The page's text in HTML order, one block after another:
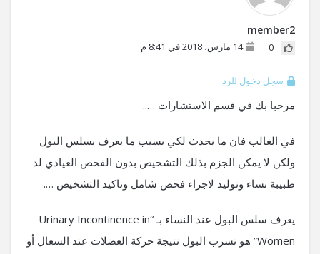
member2
0 14 مارس، 2018 في 8:41 م
سجل دخول للرد
مرحبا بك في قسم الاستشارات …..
في الغالب فان ما يحدث لكي بسبب ما يعرف بسلس البول
ولكن لا يمكن الجزم بذلك التشخيص بدون الفحص العيادي لد
طبيبة نساء وتوليد لاجراء فحص شامل وتاكيد التشخيص ….
يعرف سلس البول عند النساء بـ “Urinary Incontinence in
Women” هو تسرب البول نتيجة حركة العضلات عند السعال أو